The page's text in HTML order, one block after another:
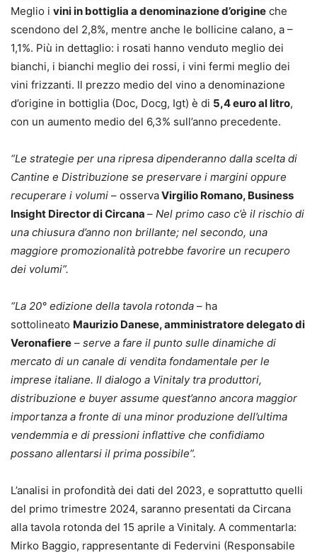
Meglio i vini in bottiglia a denominazione d’origine che
scendono del 2,8%, mentre anche le bollicine calano, a –
1,1%. Più in dettaglio: i rosati hanno venduto meglio dei
bianchi, i bianchi meglio dei rossi, i vini fermi meglio dei
vini frizzanti. Il prezzo medio del vino a denominazione
d’origine in bottiglia (Doc, Docg, Igt) è di 5,4 euro al litro,
con un aumento medio del 6,3% sull’anno precedente.
“Le strategie per una ripresa dipenderanno dalla scelta di
Cantine e Distribuzione se preservare i margini oppure
recuperare i volumi – osservaVirgilio Romano, Business
Insight Director di Circana – Nel primo caso c’è il rischio di
una chiusura d’anno non brillante; nel secondo, una
maggiore promozionalità potrebbe favorire un recupero
dei volumi”.
“La 20° edizione della tavola rotonda – ha
sottolineato Maurizio Danese, amministratore delegato di
Veronafiere – serve a fare il punto sulle dinamiche di
mercato di un canale di vendita fondamentale per le
imprese italiane. Il dialogo a Vinitaly tra produttori,
distribuzione e buyer assume quest’anno ancora maggior
importanza a fronte di una minor produzione dell’ultima
vendemmia e di pressioni inflattive che confidiamo
possano allentarsi il prima possibile”.
L’analisi in profondità dei dati del 2023, e soprattutto quelli
del primo trimestre 2024, saranno presentati da Circana
alla tavola rotonda del 15 aprile a Vinitaly. A commentarla:
Mirko Baggio, rappresentante di Federvini (Responsabile